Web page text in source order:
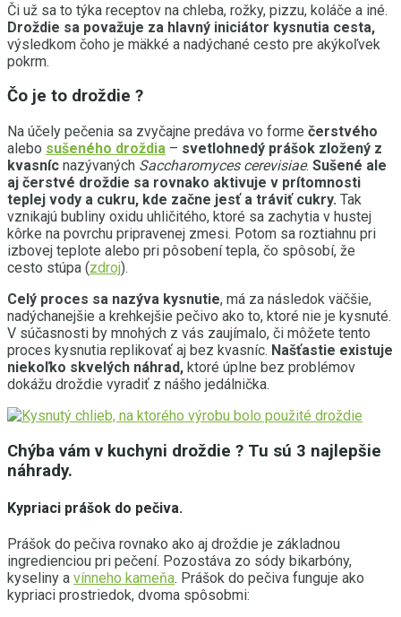
Či už sa to týka receptov na chleba, rožky, pizzu, koláče a iné.
Droždie sa považuje za hlavný iniciátor kysnutia cesta,
výsledkom čoho je mäkké a nadýchané cesto pre akýkoľvek
pokrm.
Čo je to droždie ?
Na účely pečenia sa zvyčajne predáva vo forme čerstvého
alebo sušeného droždia – svetlohnedý prášok zložený z
kvasníc nazývaných Saccharomyces cerevisiae. Sušené ale
aj čerstvé droždie sa rovnako aktivuje v prítomnosti
teplej vody a cukru, kde začne jesť a tráviť cukry. Tak
vznikajú bubliny oxidu uhličitého, ktoré sa zachytia v hustej
kôrke na povrchu pripravenej zmesi. Potom sa roztiahnu pri
izbovej teplote alebo pri pôsobení tepla, čo spôsobí, že
cesto stúpa (zdroj).
Celý proces sa nazýva kysnutie, má za následok väčšie,
nadýchanejšie a krehkejšie pečivo ako to, ktoré nie je kysnuté.
V súčasnosti by mnohých z vás zaujímalo, či môžete tento
proces kysnutia replikovať aj bez kvasníc. Našťastie existuje
niekoľko skvelých náhrad, ktoré úplne bez problémov
dokážu droždie vyradiť z nášho jedálnička.
Chýba vám v kuchyni droždie ? Tu sú 3 najlepšie
náhrady.
Kypriaci prášok do pečiva.
Prášok do pečiva rovnako ako aj droždie je základnou
ingredienciou pri pečení. Pozostáva zo sódy bikarbóny,
kyseliny a vínneho kameňa. Prášok do pečiva funguje ako
kypriaci prostriedok, dvoma spôsobmi: